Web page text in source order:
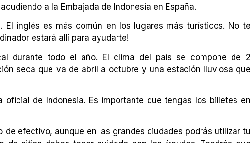
a la Embajada de Indonesia en España.
El inglés es más común en los lugares más turísticos. No te
estará allí para ayudarte!
durante todo el año. El clima del país se compone de 2
seca que va de abril a octubre y una estación lluviosa que
oficial de Indonesia. Es importante que tengas los billetes en
de efectivo, aunque en las grandes ciudades podrás utilizar tu